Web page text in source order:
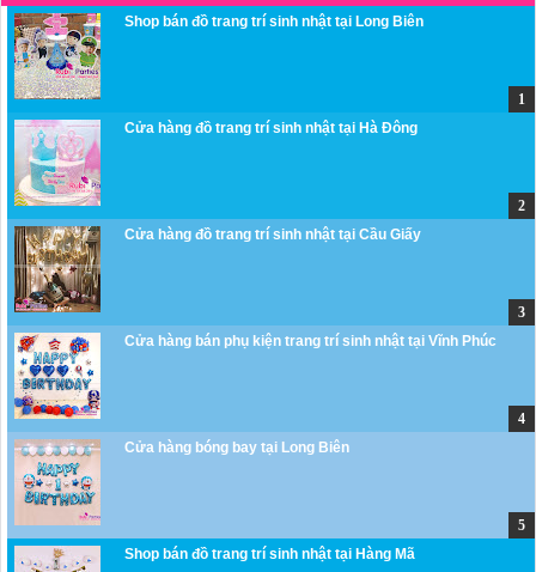
Shop bán đồ trang trí sinh nhật tại Long Biên
Cửa hàng đồ trang trí sinh nhật tại Hà Đông
Cửa hàng đồ trang trí sinh nhật tại Cầu Giấy
Cửa hàng bán phụ kiện trang trí sinh nhật tại Vĩnh Phúc
Cửa hàng bóng bay tại Long Biên
Shop bán đồ trang trí sinh nhật tại Hàng Mã